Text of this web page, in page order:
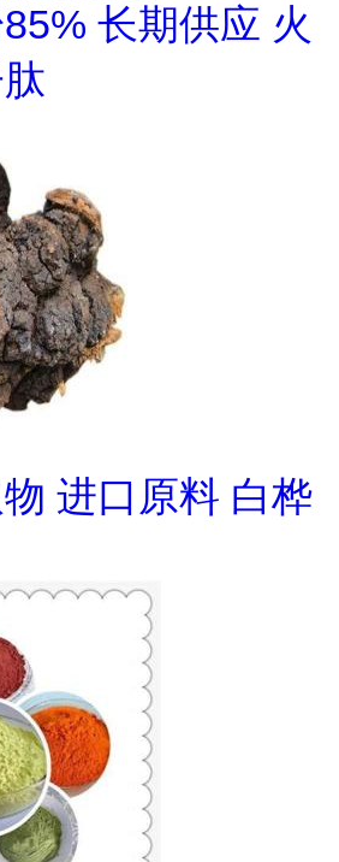
长期供应 火
进口原料 白桦